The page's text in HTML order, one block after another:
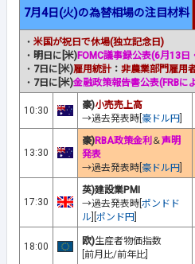
7月4日(火)の為替相場の注目材料
・ 米国が祝日で休場(独立記念日)
・ 明日に[米)FOMC議事録公表(6月13日
・ 7日に[米)雇用統計 ： 非農業部門雇用
・ 7日に[米)金融政策報告書公表(FRBに
10:30 豪)小売売上高
→過去発表時[ 豪ドル円
13:30
豪)RBA政策金利 ＆声明
発表
→過去発表時[ 豪ドル円
17:30
英)建設業PMI
→過去発表時[ ポンドド
ル ポンド円
18:00 欧)生産者物価指数
[前月比/前年比]